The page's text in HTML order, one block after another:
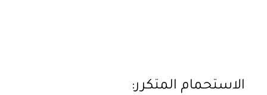
الاستحمام المتكرر: